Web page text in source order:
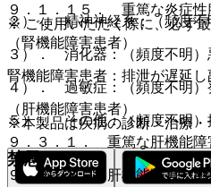
９．１．１５． 重篤な炎症性
（腎機能障害患者）
腎機能障害患者：排泄が遅延し
（肝機能障害患者）
９．３．１． 重篤な肝機能障
９．３．２． 肝機能障害＜重
２）． 精神神経系：（頻度不
３）． 消化器：（頻度不明）
４）． 過敏症：（頻度不明）
５）． その他：（頻度不明）
禁忌
※ ご使用いただく際に、必ず
※本製品は疾病の診断・治療・